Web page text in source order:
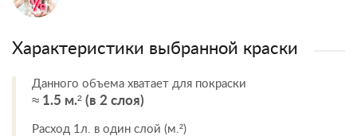
Характеристики выбранной краски
Данного объема хватает для покраски
≈ 1.5 м.² (в 2 слоя)
Расход 1л. в один слой (м.²)